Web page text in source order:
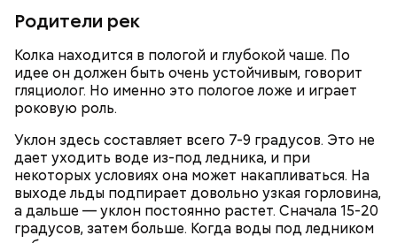
Родители рек
Колка находится в пологой и глубокой чаше. По
идее он должен быть очень устойчивым, говорит
гляциолог. Но именно это пологое ложе и играет
роковую роль.
Уклон здесь составляет всего 7-9 градусов. Это не
дает уходить воде из-под ледника, и при
некоторых условиях она может накапливаться. На
выходе льды подпирает довольно узкая горловина,
а дальше — уклон постоянно растет. Сначала 15-20
градусов, затем больше. Когда воды под ледником